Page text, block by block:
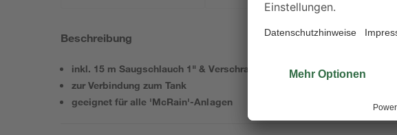
Beschreibung
inkl. 15 m Saugschlauch 1" & Verschraubung
zur Verbindung zum Tank
geeignet für alle 'McRain'-Anlagen